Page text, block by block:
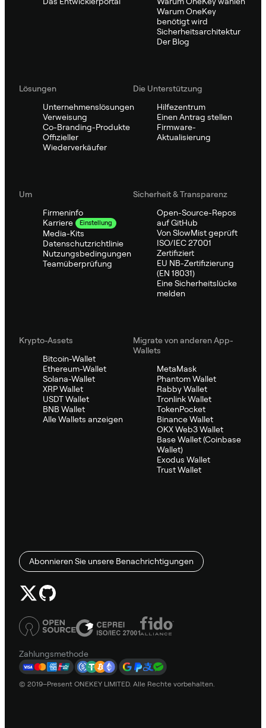
Warum OneKey
benötigt wird
Sicherheitsarchitektur
Der Blog
Lösungen
Unternehmenslösungen
Verweisung
Co-Branding-Produkte
Offizieller
Wiederverkäufer
Die Unterstützung
Hilfezentrum
Einen Antrag stellen
Firmware-
Aktualisierung
Um
Firmeninfo
Karriere
Einstellung
Media-Kits
Datenschutzrichtlinie
Nutzungsbedingungen
Teamüberprüfung
Sicherheit & Transparenz
Open-Source-Repos
auf GitHub
Von SlowMist geprüft
ISO/IEC 27001
Zertifiziert
EU NB-Zertifizierung
(EN 18031)
Eine Sicherheitslücke
melden
Krypto-Assets
Bitcoin-Wallet
Ethereum-Wallet
Solana-Wallet
XRP Wallet
USDT Wallet
BNB Wallet
Alle Wallets anzeigen
Migrate von anderen App-
Wallets
MetaMask
Phantom Wallet
Rabby Wallet
Tronlink Wallet
TokenPocket
Binance Wallet
OKX Web3 Wallet
Base Wallet (Coinbase
Wallet)
Exodus Wallet
Trust Wallet
Abonnieren Sie unsere Benachrichtigungen
Zahlungsmethode
© 2019–Present ONEKEY LIMITED. Alle Rechte vorbehalten.